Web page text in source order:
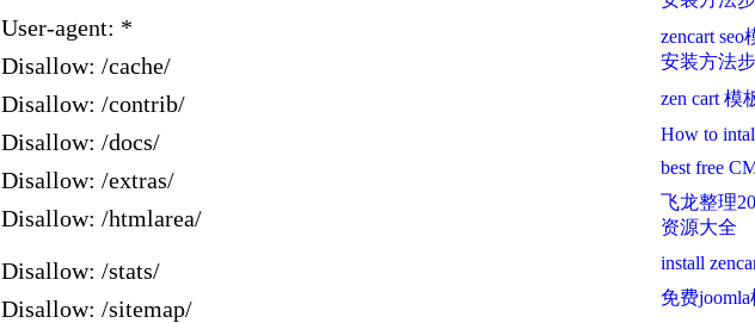
User-agent: *
Disallow: /cache/
Disallow: /contrib/
Disallow: /docs/
Disallow: /extras/
Disallow: /htmlarea/
Disallow: /stats/
Disallow: /sitemap/
zencart seo
安装方法
zen cart 模
How to
best free
飞龙整理
资源大全
install
免费